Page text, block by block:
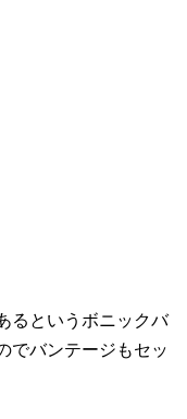
るというボニックバ
でバンテージもセッ